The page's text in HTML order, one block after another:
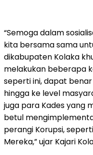
“Semoga dalam
kita bersama sama
dikabupaten Kolaka
melakukan beberapa
seperti ini, dapat
hingga ke level
juga para Kades yang
betul
perangi Korupsi,
Mereka,” ujar Kajari